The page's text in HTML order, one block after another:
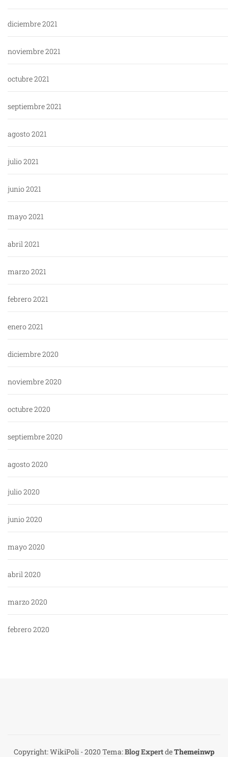
diciembre 2021
noviembre 2021
octubre 2021
septiembre 2021
agosto 2021
julio 2021
junio 2021
mayo 2021
abril 2021
marzo 2021
febrero 2021
enero 2021
diciembre 2020
noviembre 2020
octubre 2020
septiembre 2020
agosto 2020
julio 2020
junio 2020
mayo 2020
abril 2020
marzo 2020
febrero 2020
Copyright: WikiPoli - 2020Tema:Blog ExpertdeThemeinwp